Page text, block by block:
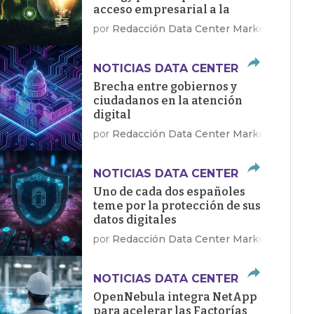
acceso empresarial a la
energía limpia
por Redacción Data Center Market
NOTICIAS DATA CENTER
Brecha entre gobiernos y
ciudadanos en la atención
digital
por Redacción Data Center Market
NOTICIAS DATA CENTER
Uno de cada dos españoles
teme por la protección de sus
datos digitales
por Redacción Data Center Market
NOTICIAS DATA CENTER
OpenNebula integra NetApp
para acelerar las Factorías